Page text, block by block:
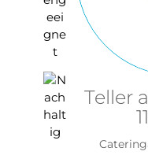
Teller